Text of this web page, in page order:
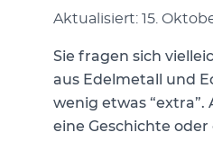
Aktualisiert: 15.
Sie fragen sich
aus Edelmetall und
wenig etwas
eine Geschichte